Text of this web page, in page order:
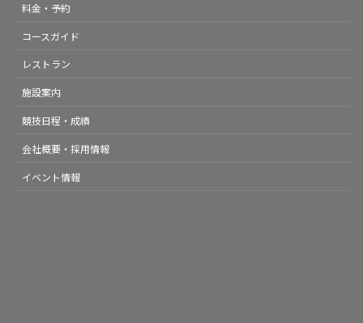
料金・予約
コースガイド
レストラン
施設案内
競技日程・成績
会社概要・採用情報
イベント情報